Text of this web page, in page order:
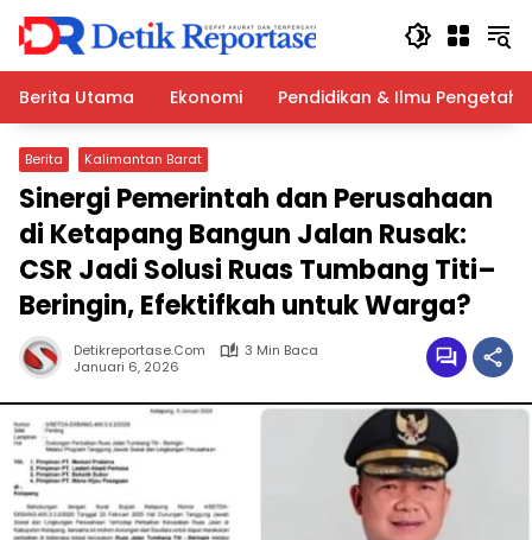
Langsung
konten
Berita Utama
Ekonomi Pendidikan & Ilmu
Berita Kalimantan Barat
Sinergi Pemerintah dan Perusahaan
di Ketapang Bangun Jalan Rusak:
CSR Jadi Solusi Ruas Tumbang Titi–
Beringin, Efektifkah untuk Warga?
Detikreportase.com
3 Min Baca
Januari 6, 2026